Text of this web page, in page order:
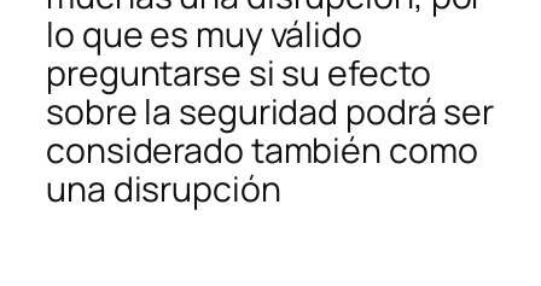
lo que es muy válido
preguntarse si su efecto
sobre la seguridad podrá ser
considerado también como
una disrupción